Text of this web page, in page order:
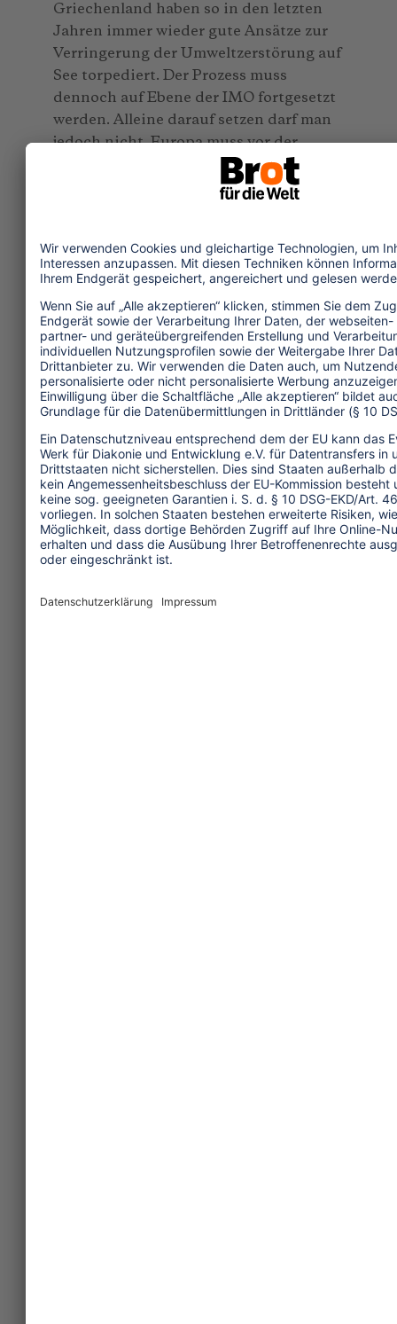
Griechenland haben so in den letzten
Jahren immer wieder gute Ansätze zur
Verringerung der Umweltzerstörung auf
See torpediert. Der Prozess muss
dennoch auf Ebene der IMO fortgesetzt
werden. Alleine darauf setzen darf man
jedoch nicht. Europa muss vor der
eigenen Tür vorweg marschieren und
z.B. auch das Mittelmeer zu einer
gefordert. Mit unterschiedlich
gestaffelten Hafenentgelten können sie
dreckige Schiffe mit hohen Gebühren
belegen und saubere Schiffe mit
Anreizen belohnen.
Weitere Informationen:NABU-
Kampagne für eine saubere
Kreuzschifffahrt:
www.nabu.de/themen/verkehr/schifffahrt/
mit Kreuzfahrtranking 2014
www.nabu.de/themen/verkehr/schifffahrt/
(4.806 Zeichen, September 2014, TW
76)